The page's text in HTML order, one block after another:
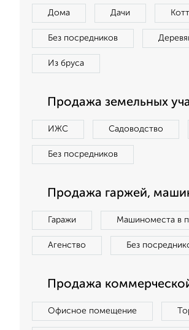
Дома Дачи
Без посредников
Из бруса
Продажа земельных
ИЖС Садоводство
Без посредников
Продажа гаржей,
Гаражи Машиноместа в
Агенство Без
Продажа
Офисное помещение